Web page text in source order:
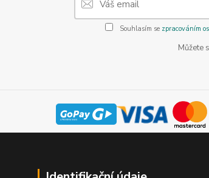
Souhlasím se zpracováním
Můžete